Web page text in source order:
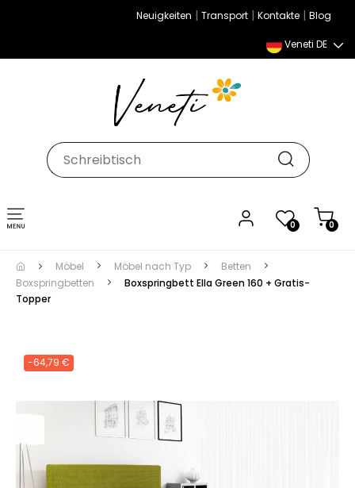
Neuigkeiten | Transport | Kontakte | Blog
Veneti DE
0 0
Umschalten
der
Navigation
Möbel Möbel nach Typ
Betten
Boxspringbetten
Boxspringbett Ella Green 160 + Gratis-
Topper
-64,79 €